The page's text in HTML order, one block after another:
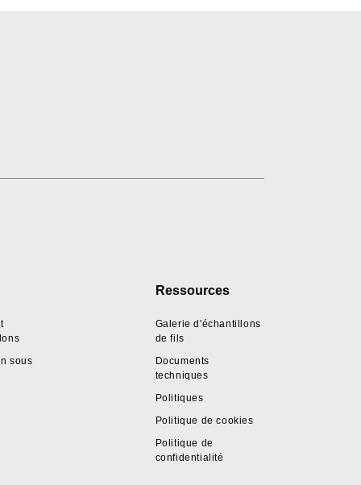
sous
Ressources
Galerie d'échantillons
de fils
Documents
techniques
Politiques
Politique de cookies
Politique de
confidentialité